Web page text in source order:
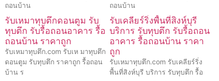
ถอนบ้าน
ถอนบ้าน
รับเหมาทุบตึกดอนตูม รับ
ทุบตึก รับรื้อถอนอาคาร รื้อ
ถอนบ้าน ราคาถูก
รับเหมาทุบตึก.com รับเห มาทุบตึก
ดอนตูม รับทุบตึก ราคาถูก รื้อถอน
บ้าน ร
รับเคลียร์ริ่งพื้นที่สิงห์บุรี
บริการ รับทุบตึก รับรื้อถอน
อาคาร รื้อถอนบ้าน ราคา
ถูก
รับเหมาทุบตึก.com รับเคลียร์ริ่ง
พื้นที่สิงห์บุรี บริการ รับทุบตึก รื้อ